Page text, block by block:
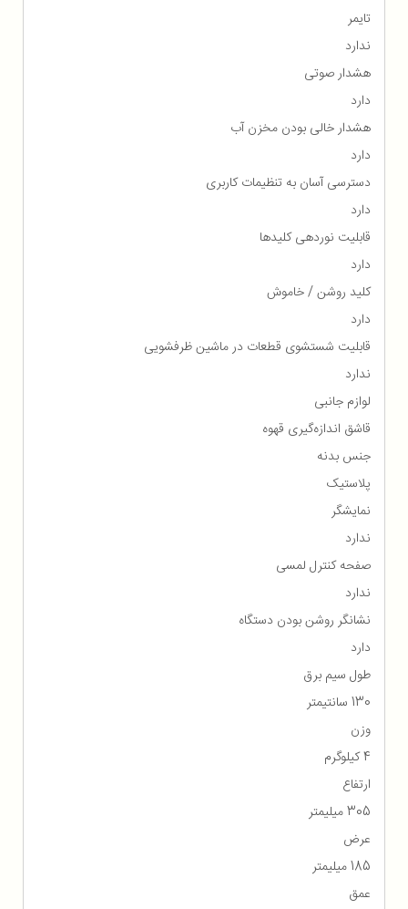
تایمر
ندارد
هشدار صوتی
دارد
هشدار خالی بودن مخزن آب
دارد
دسترسی آسان به تنظیمات کاربری
دارد
قابلیت نوردهی کلیدها
دارد
کلید روشن / خاموش
دارد
قابلیت شستشوی قطعات در ماشین ظرفشویی
ندارد
لوازم جانبی
قاشق اندازه‌گیری قهوه
جنس بدنه
پلاستیک
نمایشگر
ندارد
صفحه کنترل لمسی
ندارد
نشانگر روشن بودن دستگاه
دارد
طول سیم برق
130 سانتیمتر
وزن
4 کیلوگرم
ارتفاع
305 میلیمتر
عرض
185 میلیمتر
عمق